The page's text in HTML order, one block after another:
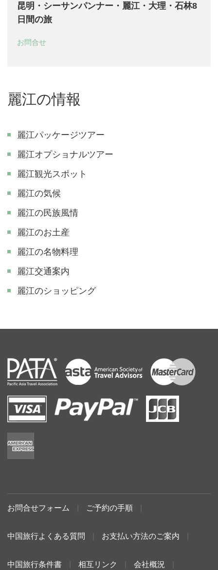
昆明・シーサンパンナー・麗江・大理・石林8
日間の旅
お問合せ
麗江の情報
麗江パッケージツアー
麗江オプショナルツアー
麗江観光スポット
麗江の気候
麗江の民族風情
麗江のお土産
麗江の名物料理
麗江交通案内
麗江のショッピング
お問合せフォーム ご予約の手順
中国旅行よくある質問 お支払い方法のご案内
中国旅行条件書 相互リンク 会社概況